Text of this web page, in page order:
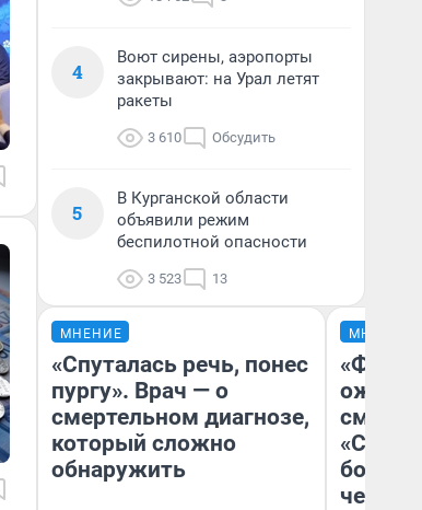
4
Воют сирены, аэропорты
закрывают: на Урал летят
ракеты
3 610 Обсудить
5
В Курганской области
объявили режим
беспилотной опасности
3 523 13
МНЕНИЕ
«Спуталась речь, понес
пургу». Врач — о
смертельном диагнозе,
который сложно
обнаружить
МНЕНИЕ